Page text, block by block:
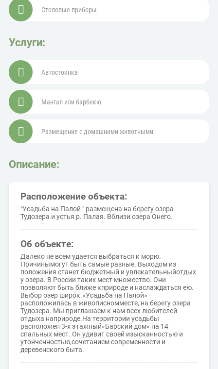
Столовые приборы
Услуги:
Автостоянка
Мангал или барбекю
Размещение с домашними животными
Описание:
Расположение объекта:
"Усадьба на Палой " размещена на берегу озера
Тудозера и устья р. Палая. Вблизи озера Онего.
Об объекте:
Далеко не всем удается выбраться к морю.
Причинымогут быть самые разные. Выходом из
положения станет бюджетный и увлекательныйотдых
у озера. В России таких мест множество. Они
позволяют быть ближе кприроде и наслаждаться ею.
Выбор озер широк.«Усадьба на Палой»
расположилась в живописномместе, на берегу озера
Тудозера. Мы приглашаем к нам всех любителей
отдыха наприроде.На территории усадьбы
расположен 3-х этажный«Барский дом» на 14
спальных мест. Он удивит своей изысканностью и
утонченностью,сочетанием современности и
деревенского быта.